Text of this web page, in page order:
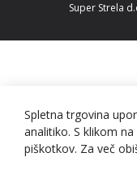
Super Strela
Spletna trgovina
analitiko. S klikom
piškotkov. Za več